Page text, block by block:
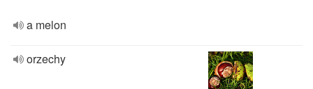
a melon
orzechy